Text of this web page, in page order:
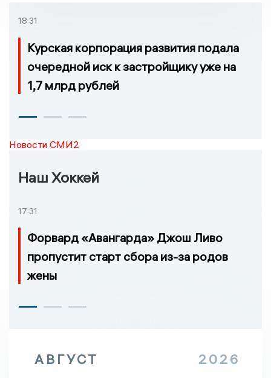
18:31
Курская корпорация развития подала
очередной иск к застройщику уже на
1,7 млрд рублей
Новости СМИ2
Наш Хоккей
17:31
Форвард «Авангарда» Джош Ливо
пропустит старт сбора из-за родов
жены
АВГУСТ 2026